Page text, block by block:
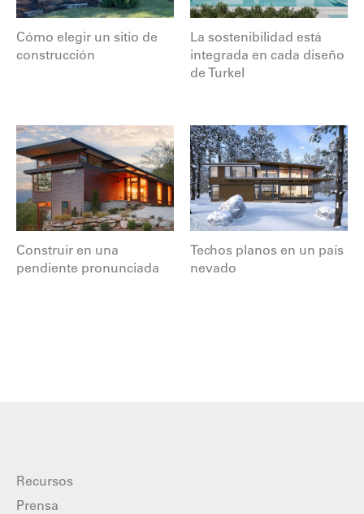
Cómo elegir un sitio de
construcción
La sostenibilidad está
integrada en cada diseño
de Turkel
Construir en una
pendiente pronunciada
Techos planos en un país
nevado
Recursos
Prensa